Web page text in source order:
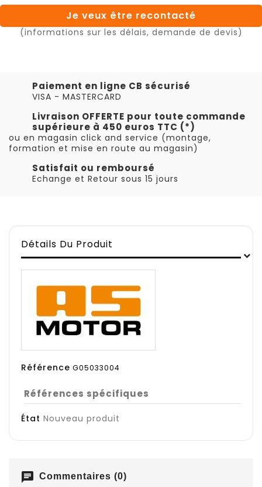
Je veux être recontacté
(informations sur les délais, demande de devis)
Paiement en ligne CB sécurisé
VISA - MASTERCARD
Livraison OFFERTE pour toute commande
supérieure à 450 euros TTC (*)
ou en magasin click and service (montage,
formation et mise en route au magasin)
Satisfait ou remboursé
Echange et Retour sous 15 jours
Détails Du Produit
Référence G05033004
Références spécifiques
État Nouveau produit
chat Commentaires (0)